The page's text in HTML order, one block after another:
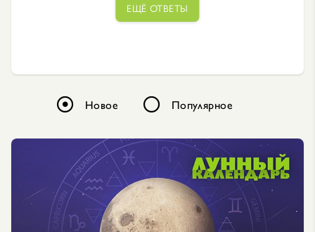
ЕЩЁ ОТВЕТЫ
Новое Популярное